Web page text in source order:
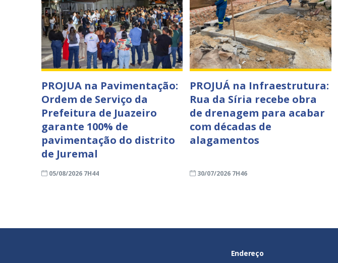
PROJUA na Pavimentação:
Ordem de Serviço da
Prefeitura de Juazeiro
garante 100% de
pavimentação do distrito
de Juremal
05/08/2026 7H44
PROJUÁ na Infraestrutura:
Rua da Síria recebe obra
de drenagem para acabar
com décadas de
alagamentos
30/07/2026 7H46
Endereço